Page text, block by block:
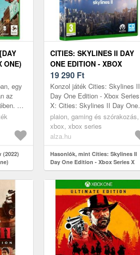
ONE)
egy
az
A
ahol
(2022)
CITIES: SKYLINES II DAY
ONE EDITION - XBOX
SERIES X
19 290 Ft
Konzol játék Cities: Skylines II
Day One Edition - Xbox Series
X: Cities: Skylines II Day One
Edition Xbox Series X - Tudsz
egy egész várost irányí...
plaion, gaming és szórakozás,
xbox, xbox series
alza.hu
Hasonlók, mint Cities: Skylines II
Day One Edition - Xbox Series X